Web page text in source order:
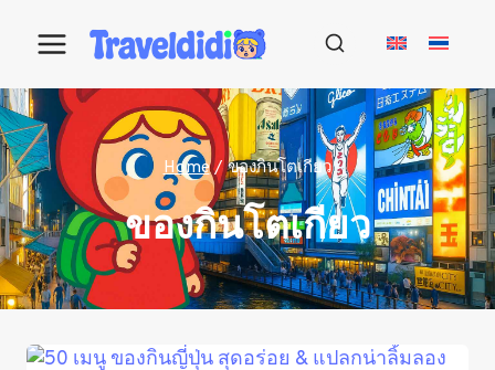
Home / ของกินโตเกียว
ของกินโตเกียว